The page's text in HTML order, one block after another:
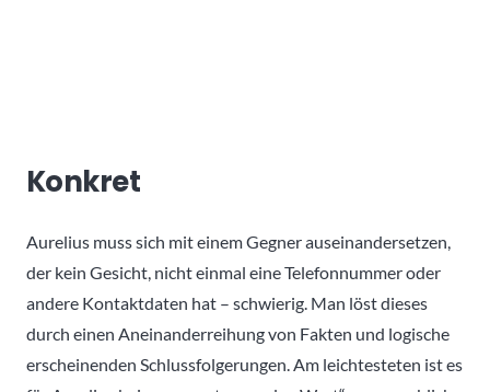
Konkret
Aurelius muss sich mit einem Gegner auseinandersetzen,
der kein Gesicht, nicht einmal eine Telefonnummer oder
andere Kontaktdaten hat – schwierig. Man löst dieses
durch einen Aneinanderreihung von Fakten und logische
erscheinenden Schlussfolgerungen. Am leichtesteten ist es